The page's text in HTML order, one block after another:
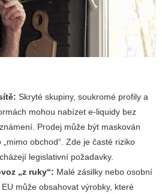
Skryté skupiny, soukromé profily a
mohou nabízet e-liquidy bez
Prodej může být maskován
„mimo obchod“. Zde je časté riziko
legislativní požadavky.
„z ruky“: Malé zásilky nebo osobní
může obsahovat výrobky, které